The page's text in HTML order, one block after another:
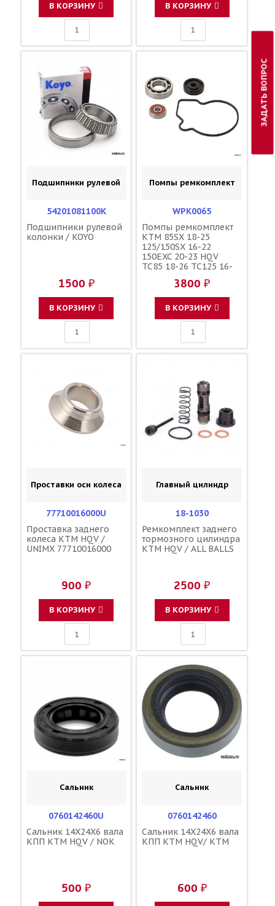
В КОРЗИНУ
50433030000
0625618050
В КОРЗИНУ
Подшипники рулевой
54201081100K
Подшипники рулевой
колонки / KOYO
1500 ₽
В КОРЗИНУ
Помпы ремкомплект
WPK0065
Помпы ремкомплект
KTM 85SX 18-25
125/150SX 16-22
150EXC 20-23 HQV
TC85 18-26 TC125 16-
RODS 50435055015
3800 ₽
В КОРЗИНУ
Проставки оси колеса
77710016000U
Проставка заднего
колеса KTM HQV /
UNIMX 77710016000
900 ₽
В КОРЗИНУ
Главный цилиндр
18-1030
Ремкомплект заднего
тормозного цилиндра
KTM HQV / ALL BALLS
2500 ₽
В КОРЗИНУ
Сальник
0760142460U
Сальник 14X24X6 вала
КПП KTM HQV / NOK
500 ₽
Сальник
0760142460
Сальник 14X24X6 вала
КПП KTM HQV/ KTM
600 ₽
ЗАДАТЬ ВОПРОС